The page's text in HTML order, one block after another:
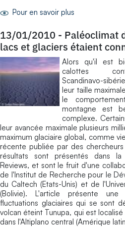
Pour en savoir plus
13/01/2010 - Paléoclimat
lacs et glaciers étaient
Alors qu'il est
calottes
Scandinavo-
leur taille
le
montagne est
complexe.
leur avancée maximale plusieurs
maximum glaciaire global, comme
récente publiée par des chercheurs
résultats sont présentés dans la
Reviews, et sont le fruit d'une
de l'Institut de Recherche pour le
du Caltech (Etats-Unis) et de
(Bolivie). L'article présente
fluctuations glaciaires qui se sont
volcan éteint Tunupa, qui est
dans l'Altiplano central (Amérique